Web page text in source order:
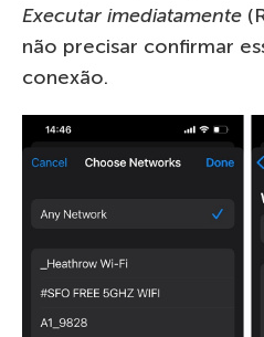
Executar imediatamente
não precisar confirmar
conexão.